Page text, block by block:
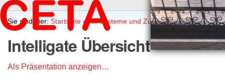
Sie sind hier: Startseite › Tor Systeme und Zubehör ›Intelligate
Intelligate Übersicht
Als Präsentation anzeigen…